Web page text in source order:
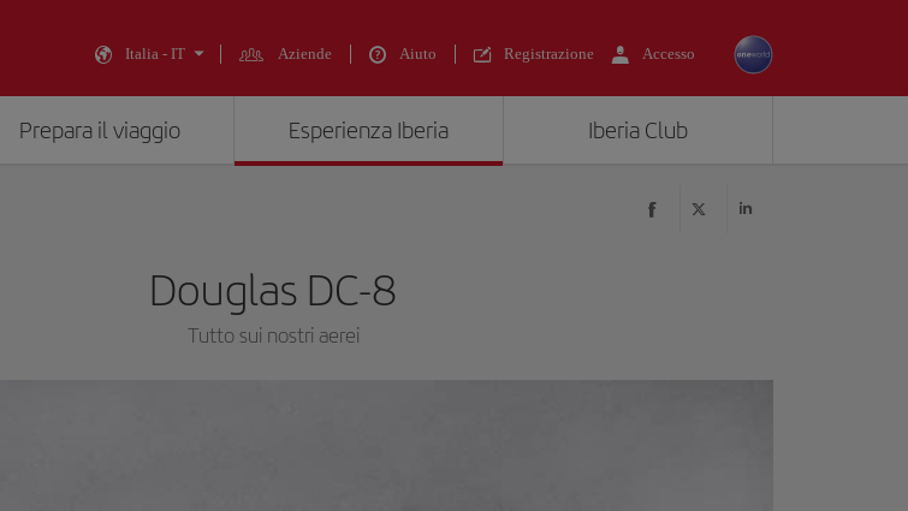
Italia - IT Aziende Aiuto Registrazione Accesso
Prepara il viaggio Esperienza Iberia Iberia Club
Douglas DC-8
Tutto sui nostri aerei